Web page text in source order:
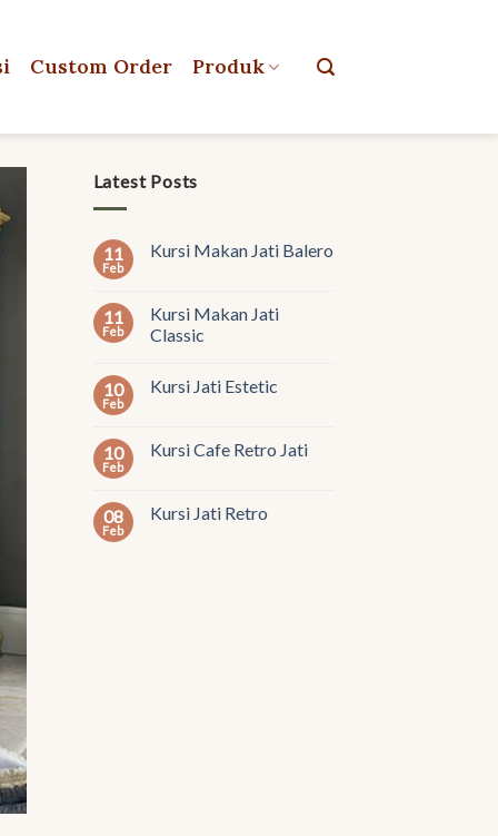
Custom Order Produk
Latest Posts
11
Feb
Kursi Makan Jati Balero
11
Feb
Kursi Makan Jati
Classic
10
Feb
Kursi Jati Estetic
10
Feb
Kursi Cafe Retro Jati
08
Feb
Kursi Jati Retro